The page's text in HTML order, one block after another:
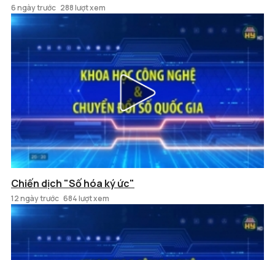
6 ngày trước 288 lượt xem
Chiến dịch "Số hóa ký ức"
12 ngày trước 684 lượt xem